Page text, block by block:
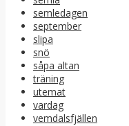
semledagen
september
slipa
snö
såpa altan
träning
utemat
vardag
vemdalsfjällen